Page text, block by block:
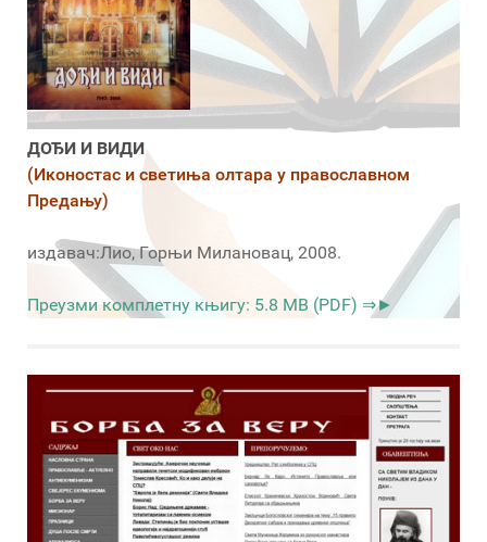
ДОЂИ И ВИДИ
(Иконостас и светиња олтара у православном
Предању)
издавач:Лио, Горњи Милановац, 2008.
Преузми комплетну књигу: 5.8 MB (PDF) ⇒►